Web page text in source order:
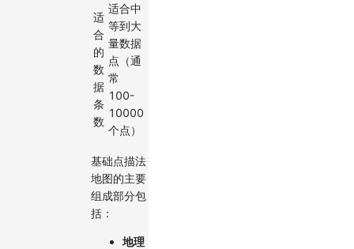
适
合
的
数
据
条
数
适合中
等到大
量数据
点（通
常
100-
10000
个点）
基础点描法
地图的主要
组成部分包
括：
地理